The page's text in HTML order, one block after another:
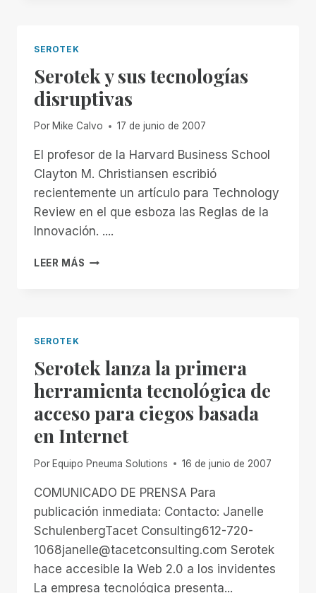
SEROTEK
Serotek y sus tecnologías
disruptivas
Por Mike Calvo 17 de junio de 2007
El profesor de la Harvard Business School
Clayton M. Christiansen escribió
recientemente un artículo para Technology
Review en el que esboza las Reglas de la
Innovación. ....
LEER MÁS SEROTEK
SEROTEK
Serotek lanza la primera
herramienta tecnológica de
acceso para ciegos basada
en Internet
Por Equipo Pneuma Solutions 16 de junio de 2007
COMUNICADO DE PRENSA Para
publicación inmediata: Contacto: Janelle
SchulenbergTacet Consulting612-720-
1068janelle@tacetconsulting.com Serotek
hace accesible la Web 2.0 a los invidentes
La empresa tecnológica presenta...